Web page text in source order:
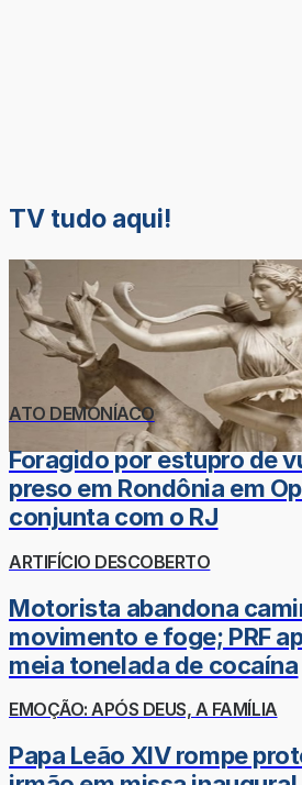
TV tudo aqui!
ATO DEMONÍACO
Foragido por estupro de
preso em Rondônia em
conjunta com o RJ
ARTIFÍCIO DESCOBERTO
Motorista abandona
movimento e foge; PRF
meia tonelada de cocaína
EMOÇÃO: APÓS DEUS, A FAMÍLIA
Papa Leão XIV rompe